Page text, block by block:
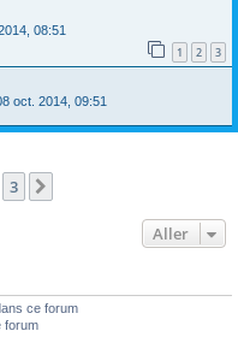
08:51
1 2 3
oct. 2014, 09:51
3
Aller
ce forum
forum